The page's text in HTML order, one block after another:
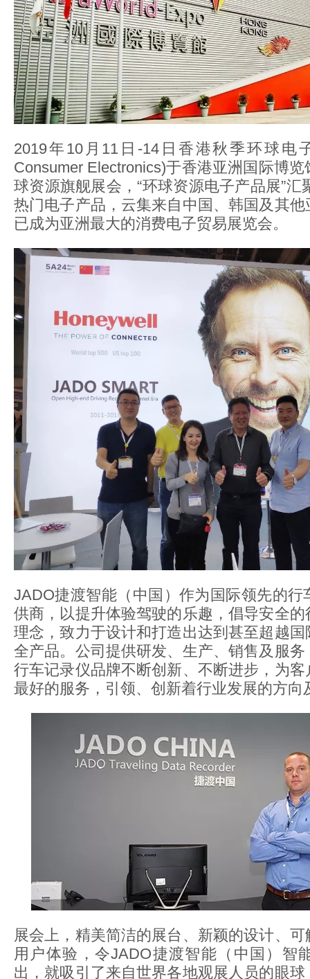
2019年10月11日-14日香港秋季环球电
Consumer Electronics)于香港亚洲国际博
球资源旗舰展会，“环球资源电子产品展”汇
热门电子产品，云集来自中国、韩国及其
已成为亚洲最大的消费电子贸易展览会。
JADO捷渡智能（中国）作为国际领先的行
供商，以提升体验驾驶的乐趣，倡导安全
理念，致力于设计和打造出达到甚至超越
全产品。公司提供研发、生产、销售及服
行车记录仪品牌不断创新、不断进步，为
最好的服务，引领、创新着行业发展的方向
展会上，精美简洁的展台、新颖的设计、
用户体验，令JADO捷渡智能（中国）智
出，就吸引了来自世界各地观展人员的眼